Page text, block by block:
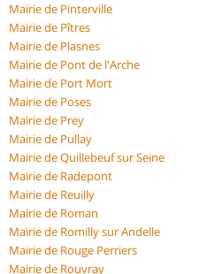
Mairie de Pinterville
Mairie de Pîtres
Mairie de Plasnes
Mairie de Pont de l'Arche
Mairie de Port Mort
Mairie de Poses
Mairie de Prey
Mairie de Pullay
Mairie de Quillebeuf sur Seine
Mairie de Radepont
Mairie de Reuilly
Mairie de Roman
Mairie de Romilly sur Andelle
Mairie de Rouge Perriers
Mairie de Rouvray